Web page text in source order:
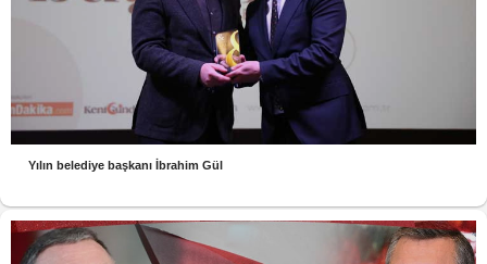
Yılın belediye başkanı İbrahim Gül